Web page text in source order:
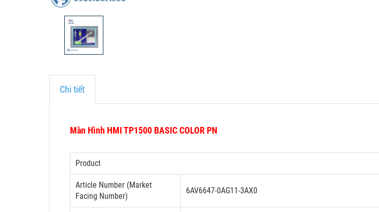
Chi tiết
Màn Hình HMI TP1500 BASIC COLOR PN
Product
Article Number (Market
Facing Number)
6AV6647-0AG11-3AX0